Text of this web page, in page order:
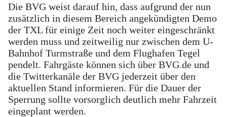
Die BVG weist darauf hin, dass aufgrund der nun
zusätzlich in diesem Bereich angekündigten Demo
der TXL für einige Zeit noch weiter eingeschränkt
werden muss und zeitweilig nur zwischen dem U-
Bahnhof Turmstraße und dem Flughafen Tegel
pendelt. Fahrgäste können sich über BVG.de und
die Twitterkanäle der BVG jederzeit über den
aktuellen Stand informieren. Für die Dauer der
Sperrung sollte vorsorglich deutlich mehr Fahrzeit
eingeplant werden.